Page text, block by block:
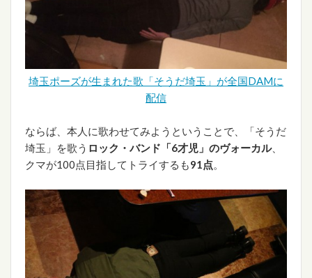
埼玉ポーズが生まれた歌「そうだ埼玉」が全国DAMに
配信
ならば、本人に歌わせてみようということで、「そうだ
埼玉」を歌う ロック・バンド「6才児」のヴォーカル、
クマが100点目指してトライするも91点。